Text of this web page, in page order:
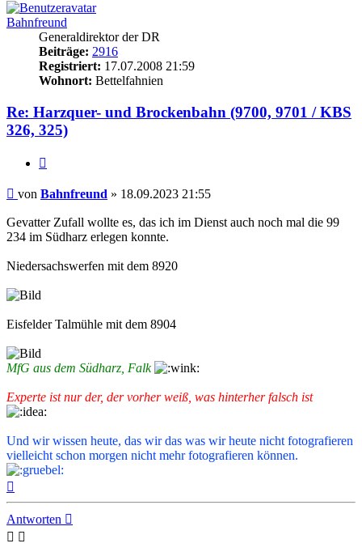
Bahnfreund
Generaldirektor der DR
Beiträge: 2916
Registriert: 17.07.2008 21:59
Wohnort: Bettelfahnien
Re: Harzquer- und Brockenbahn (9700, 9701 / KBS
326, 325)
Beitrag
von Bahnfreund » 18.09.2023 21:55
Gevatter Zufall wollte es, das ich im Dienst auch noch mal die 99
234 im Südharz erlegen konnte.
Niedersachswerfen mit dem 8920
Eisfelder Talmühle mit dem 8904
MfG aus dem Südharz, Falk
Experte ist nur der, der vorher weiß, was hinterher falsch ist
Und wir wissen heute, das wir das was wir heute nicht fotografieren
vielleicht schon morgen nicht mehr fotografieren können.
Antworten